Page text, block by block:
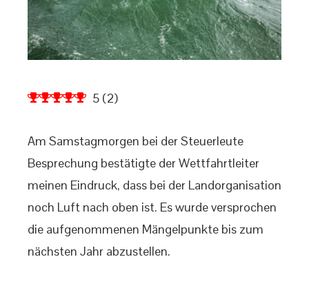
5 (2)
Am Samstagmorgen bei der Steuerleute
Besprechung bestätigte der Wettfahrtleiter
meinen Eindruck, dass bei der Landorganisation
noch Luft nach oben ist. Es wurde versprochen
die aufgenommenen Mängelpunkte bis zum
nächsten Jahr abzustellen.